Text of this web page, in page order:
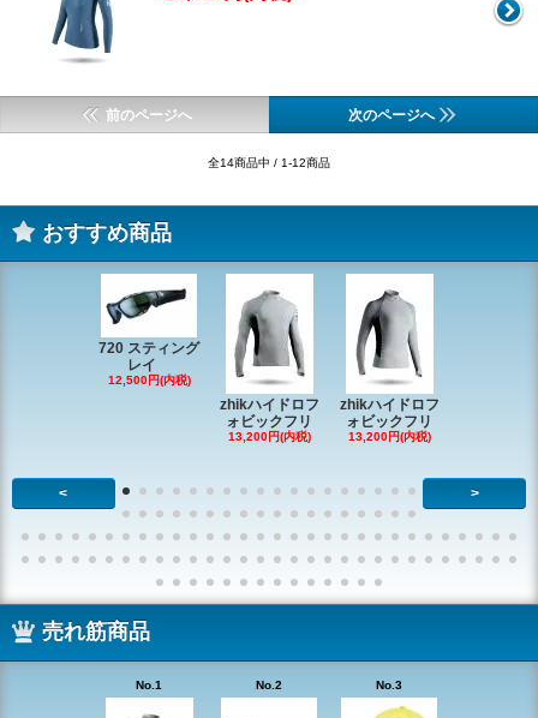
前のページへ 次のページへ
全14商品中 / 1-12商品
おすすめ商品
720 スティング
レイ
12,500円(内税)
zhikハイドロフ
ォビックフリ
13,200円(内税)
zhikハイドロフ
ォビックフリ
13,200円(内税)
< >
売れ筋商品
No.1 No.2 No.3